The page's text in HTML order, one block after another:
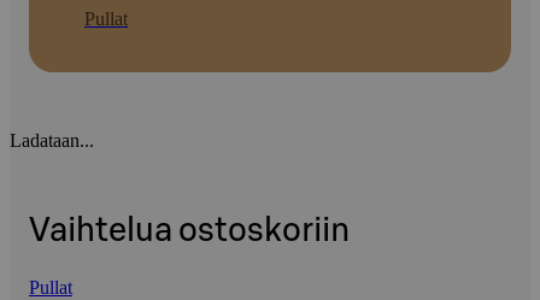
Pullat
Ladataan...
Vaihtelua ostoskoriin
Pullat